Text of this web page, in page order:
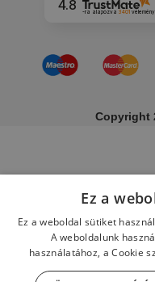
4.8 -ra alapozva 3401
Copyright
Ez a
Ez a weboldal sütiket
A weboldalunk
használatához, a Cookie